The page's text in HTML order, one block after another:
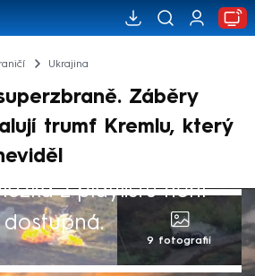
Ukrajina
Záběry
trumf Kremlu, který
z playlistu není
dostupná.
9 fotografií